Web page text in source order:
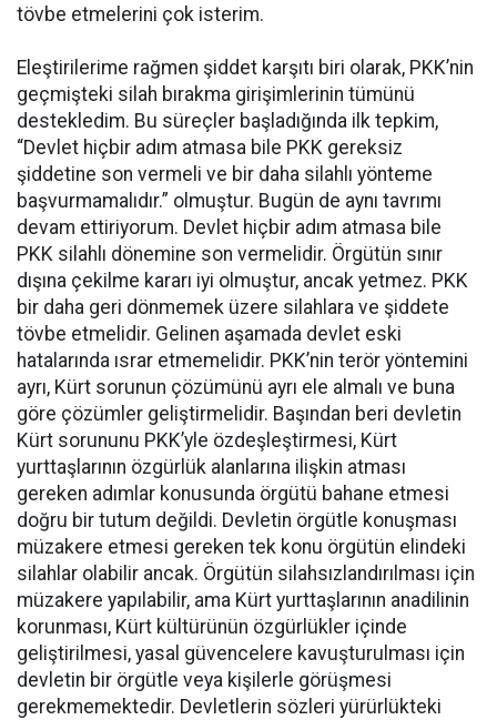
tövbe etmelerini çok isterim.
Eleştirilerime rağmen şiddet karşıtı biri olarak, PKK’nin
geçmişteki silah bırakma girişimlerinin tümünü
destekledim. Bu süreçler başladığında ilk tepkim,
“Devlet hiçbir adım atmasa bile PKK gereksiz
şiddetine son vermeli ve bir daha silahlı yönteme
başvurmamalıdır.” olmuştur. Bugün de aynı tavrımı
devam ettiriyorum. Devlet hiçbir adım atmasa bile
PKK silahlı dönemine son vermelidir. Örgütün sınır
dışına çekilme kararı iyi olmuştur, ancak yetmez. PKK
bir daha geri dönmemek üzere silahlara ve şiddete
tövbe etmelidir. Gelinen aşamada devlet eski
hatalarında ısrar etmemelidir. PKK’nin terör yöntemini
ayrı, Kürt sorunun çözümünü ayrı ele almalı ve buna
göre çözümler geliştirmelidir. Başından beri devletin
Kürt sorununu PKK’yle özdeşleştirmesi, Kürt
yurttaşlarının özgürlük alanlarına ilişkin atması
gereken adımlar konusunda örgütü bahane etmesi
doğru bir tutum değildi. Devletin örgütle konuşması
müzakere etmesi gereken tek konu örgütün elindeki
silahlar olabilir ancak. Örgütün silahsızlandırılması için
müzakere yapılabilir, ama Kürt yurttaşlarının anadilinin
korunması, Kürt kültürünün özgürlükler içinde
geliştirilmesi, yasal güvencelere kavuşturulması için
devletin bir örgütle veya kişilerle görüşmesi
gerekmemektedir. Devletlerin sözleri yürürlükteki